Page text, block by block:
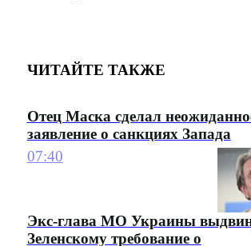
ЧИТАЙТЕ ТАКЖЕ
Отец Маска сделал
заявление о санкциях Запада
07:40
Экс-глава МО Украины
Зеленскому требование о